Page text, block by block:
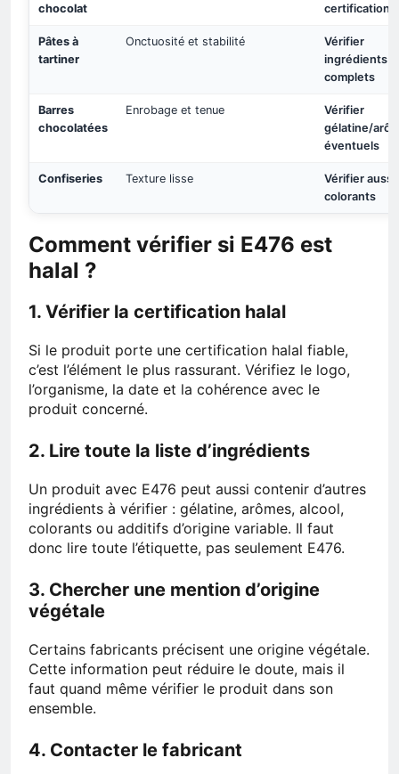
chocolat
certification
Pâtes à
tartiner
Onctuosité et stabilité
Vérifier
ingrédients
complets
Barres
chocolatées
Enrobage et tenue
Vérifier
gélatine/
éventuels
Confiseries Texture lisse
Vérifier aussi
colorants
Comment vérifier si E476 est
halal ?
1. Vérifier la certification halal
Si le produit porte une certification halal fiable,
c’est l’élément le plus rassurant. Vérifiez le logo,
l’organisme, la date et la cohérence avec le
produit concerné.
2. Lire toute la liste d’ingrédients
Un produit avec E476 peut aussi contenir d’autres
ingrédients à vérifier : gélatine, arômes, alcool,
colorants ou additifs d’origine variable. Il faut
donc lire toute l’étiquette, pas seulement E476.
3. Chercher une mention d’origine
végétale
Certains fabricants précisent une origine végétale.
Cette information peut réduire le doute, mais il
faut quand même vérifier le produit dans son
ensemble.
4. Contacter le fabricant